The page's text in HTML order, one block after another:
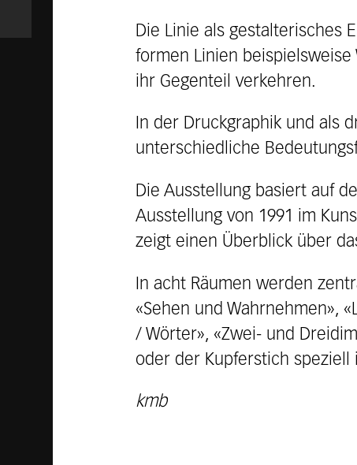
Die Linie als gestalterisches
formen Linien
ihr Gegenteil verkehren.
In der Druckgraphik und als
unterschiedliche
Die Ausstellung basiert auf
Ausstellung von 1991 im
zeigt einen Überblick über
In acht Räumen werden
«Sehen und Wahrnehmen»,
/ Wörter», «Zwei- und
oder der Kupferstich speziell
kmb